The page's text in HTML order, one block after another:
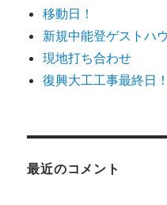
移動日！
新規中能登ゲストハ
現地打ち合わせ
復興大工工事最終日！
最近のコメント